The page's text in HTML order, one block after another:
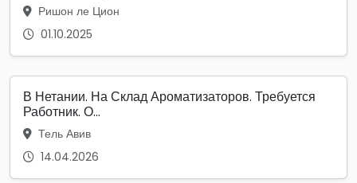
Ришон ле Цион
01.10.2025
В Нетании. На Склад Ароматизаторов. Требуется
Работник. О...
Тель Авив
14.04.2026